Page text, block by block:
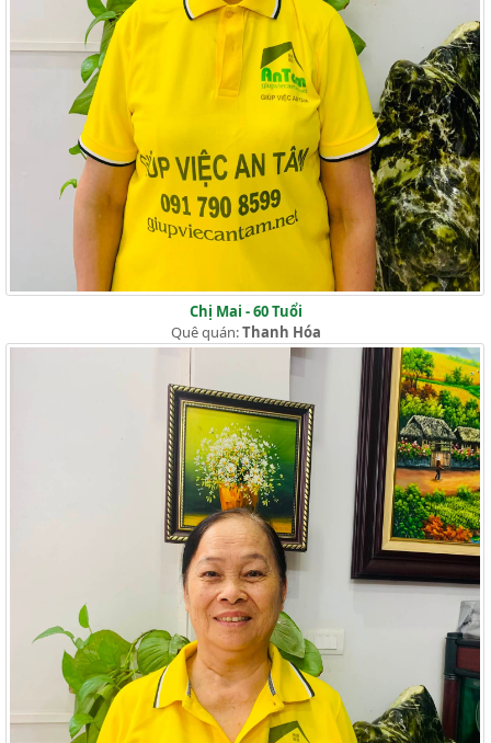
Chị Mai - 60 Tuổi
Quê quán:Thanh Hóa